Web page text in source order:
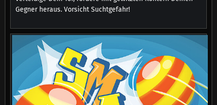
Gegner heraus. Vorsicht Suchtgefahr!